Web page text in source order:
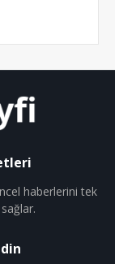
haberlerini tek